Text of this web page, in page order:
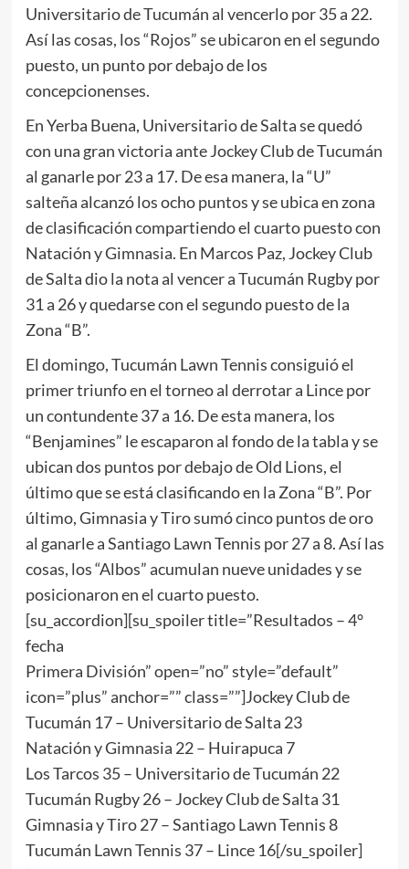
Universitario de Tucumán al vencerlo por 35 a 22.
Así las cosas, los “Rojos” se ubicaron en el segundo
puesto, un punto por debajo de los
concepcionenses.
En Yerba Buena, Universitario de Salta se quedó
con una gran victoria ante Jockey Club de Tucumán
al ganarle por 23 a 17. De esa manera, la “U”
salteña alcanzó los ocho puntos y se ubica en zona
de clasificación compartiendo el cuarto puesto con
Natación y Gimnasia. En Marcos Paz, Jockey Club
de Salta dio la nota al vencer a Tucumán Rugby por
31 a 26 y quedarse con el segundo puesto de la
Zona “B”.
El domingo, Tucumán Lawn Tennis consiguió el
primer triunfo en el torneo al derrotar a Lince por
un contundente 37 a 16. De esta manera, los
“Benjamines” le escaparon al fondo de la tabla y se
ubican dos puntos por debajo de Old Lions, el
último que se está clasificando en la Zona “B”. Por
último, Gimnasia y Tiro sumó cinco puntos de oro
al ganarle a Santiago Lawn Tennis por 27 a 8. Así las
cosas, los “Albos” acumulan nueve unidades y se
posicionaron en el cuarto puesto.
[su_accordion][su_spoiler title=”Resultados – 4°
fecha
Primera División” open=”no” style=”default”
icon=”plus” anchor=”” class=””]Jockey Club de
Tucumán 17 – Universitario de Salta 23
Natación y Gimnasia 22 – Huirapuca 7
Los Tarcos 35 – Universitario de Tucumán 22
Tucumán Rugby 26 – Jockey Club de Salta 31
Gimnasia y Tiro 27 – Santiago Lawn Tennis 8
Tucumán Lawn Tennis 37 – Lince 16[/su_spoiler]